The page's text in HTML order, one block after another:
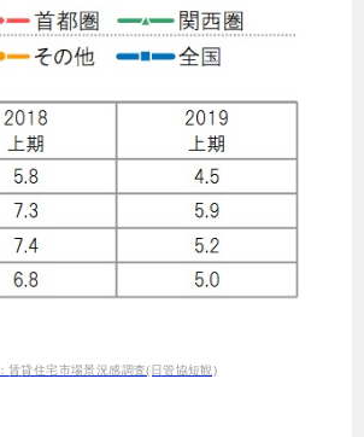
賃貸住宅市場景況感調査(日管協短観)